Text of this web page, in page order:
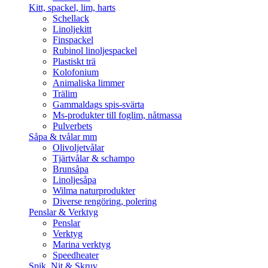
Kitt, spackel, lim, harts
Schellack
Linoljekitt
Finspackel
Rubinol linoljespackel
Plastiskt trä
Kolofonium
Animaliska limmer
Trälim
Gammaldags spis-svärta
Ms-produkter till foglim, nåtmassa
Pulverbets
Såpa & tvålar mm
Olivoljetvålar
Tjärtvålar & schampo
Brunsåpa
Linoljesåpa
Wilma naturprodukter
Diverse rengöring, polering
Penslar & Verktyg
Penslar
Verktyg
Marina verktyg
Speedheater
Spik, Nit & Skruv